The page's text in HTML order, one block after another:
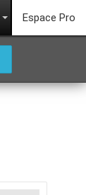
Espace Pro